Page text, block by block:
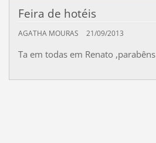
Feira de hotéis
AGATHA MOURAS 21/09/2013
Ta em todas em Renato ,parabêns